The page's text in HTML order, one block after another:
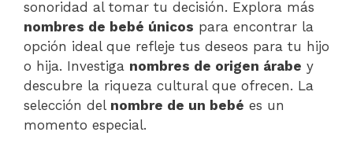
sonoridad al tomar tu decisión. Explora más
nombres de bebé únicos para encontrar la
opción ideal que refleje tus deseos para tu hijo
o hija. Investiga nombres de origen árabe y
descubre la riqueza cultural que ofrecen. La
selección del nombre de un bebé es un
momento especial.